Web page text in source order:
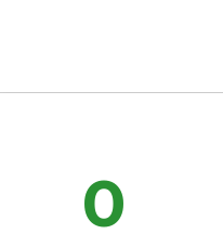
0